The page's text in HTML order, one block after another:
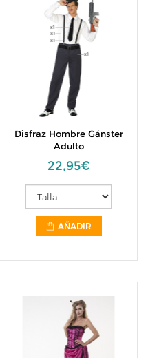
Disfraz Hombre Gánster
Adulto
22,95€
AÑADIR